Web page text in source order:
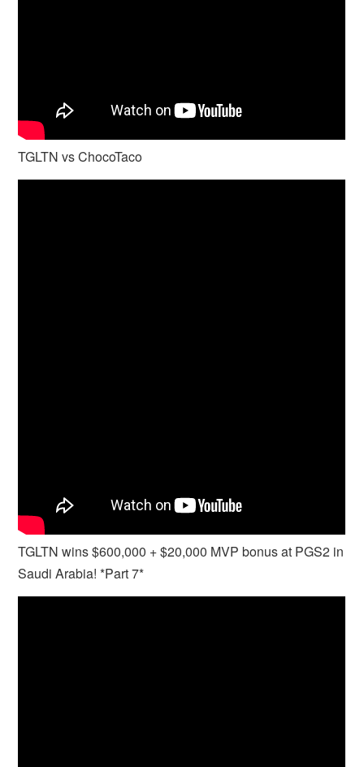
TGLTN vs ChocoTaco
TGLTN wins $600,000 + $20,000 MVP bonus at PGS2 in
Saudi Arabia! *Part 7*